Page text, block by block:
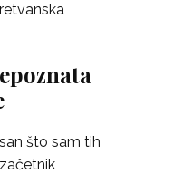
što sam tih